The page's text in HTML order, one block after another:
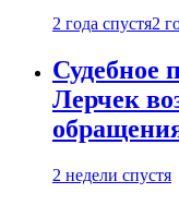
2 года спустя2
Судебное
Лерчек
2 недели спустя